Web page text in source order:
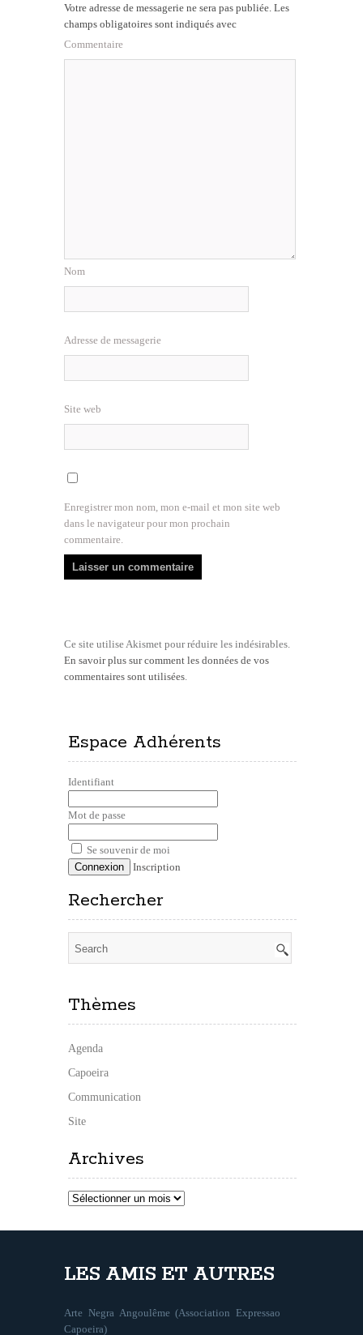
Votre adresse de messagerie ne sera pas publiée. Les
champs obligatoires sont indiqués avec
Commentaire
Nom
Adresse de messagerie
Site web
Enregistrer mon nom, mon e-mail et mon site web
dans le navigateur pour mon prochain
commentaire.
Ce site utilise Akismet pour réduire les indésirables.
En savoir plus sur comment les données de vos
commentaires sont utilisées.
Espace Adhérents
Identifiant
Mot de passe
Se souvenir de moi
Inscription
Rechercher
Thèmes
Agenda
Capoeira
Communication
Site
Archives
Archives
LES AMIS ET AUTRES
Arte Negra Angoulême (Association Expressao
Capoeira)